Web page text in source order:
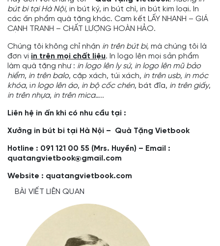
bút bi tại Hà Nội, in bút ký, in bút chì, in bút kim loại. In
các ấn phẩm quà tặng khác. Cam kết LẤY NHANH – GIÁ
CẠNH TRANH – CHẤT LƯỢNG HOÀN HẢO.
Chúng tôi không chỉ nhận in trên bút bi, mà chúng tôi là
đơn vị in trên mọi chất liệu. In logo lên mọi sản phẩm
làm quà tặng như : in logo lên ly sứ, in logo lên mũ bảo
hiểm, in trên balo, cặp xách, túi xách, in trên usb, in móc
khóa, in logo lên áo, in bộ cốc chén, bát đĩa, in trên giấy,
in trên nhựa, in trên mica…..
Liên hệ in ấn khi có nhu cầu tại :
Xưởng in bút bi tại Hà Nội – Quà Tặng Vietbook
Hotline : 091 121 00 55 (Mrs. Huyền) – Email :
quatangvietbook@gmail.com
Website : quatangvietbook.com
BÀI VIẾT LIÊN QUAN